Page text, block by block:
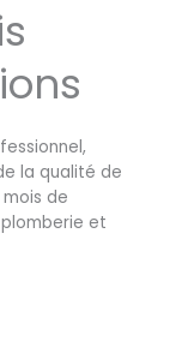
la qualité de
de
et